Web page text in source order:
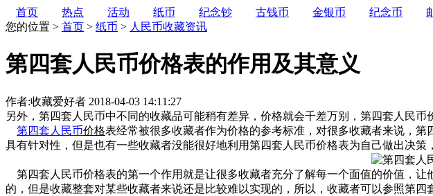
首页 热点 活动 纸币 纪念钞 古钱币 金银币 纪念币
您的位置 > 首页 > 纸币 > 人民币收藏资讯
第四套人民币价格表的作用及其意义
作者:收藏爱好者 2018-04-03 14:11:27
另外，第四套人民币中不同的收藏品可能稍有差异，价格就会千差万别，第四套人民币
第四套人民币价格表经常被很多收藏者作为价格的参考标准，对很多收藏者来说，
具有针对性，但是也有一些收藏者没能很好地利用第四套人民币价格表为自己做出决策
第四套人民币价格表的第一个作用就是让很多收藏者充分了解每一个面值的价值，
的，但是收藏整套对某些收藏者来说还是比较难以实现的，所以，收藏者可以参照第四